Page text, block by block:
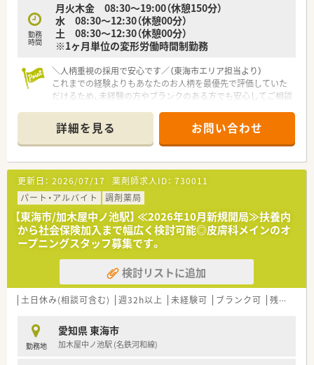
多数います。
■患者様に寄り添い、おもてなしの心を持って丁寧な服薬指導を
行うことで、地域の方々から厚い信頼を得ている方が多い職場で
す。
剤師がそれぞれの強みを活かしながら長期にわたって活躍して
います。
勤務
時間
月火木金 08:30～19:00（休憩150分）
水 08:30～12:30（休憩00分）
土 08:30～12:30（休憩00分）
※1ヶ月単位の変形労働時間制勤務
＼人柄重視の採用で安心です／（東海市エリア担当より）
これまでの経験よりもあなたのお人柄を最優先で評価していた
だけるため、未経験の方やブランクのある方でも安心してご相談
【店舗情報と応需状況について】
■加木屋中ノ池駅から徒歩12分ほどの場所に位置しており、通
勤の際にはマイカーを利用して通うことも可能な店舗です。
■隣接するクリニックからの皮膚科処方箋をメインに応需して
おり、1日あたり約150枚の処方箋に対応する予定となっていま
す。
■月火木金曜日は19時まで、水曜日と土曜日は午前中のみの営
業となっており、メリハリをつけて働くことができる環境です。
【想定される業務内容】
■皮膚科の処方箋を中心とした調剤業務をお任せするため、軟膏
の混合など専門的なスキルをしっかりと身につけることができ
ます。
■患者様一人ひとりに対して丁寧な服薬指導や監査を行い、地域
す。
■店舗での一般用医薬品の販売対応も行っていただき、患者様の
幅広い健康相談に寄り添って適切なアドバイスを提供していた
詳細を見る お問い合わせ
更新日： 2026/07/17 薬剤師求人ID： 730011
パート・アルバイト
調剤薬局
【東海市/加木屋中ノ池駅】 ≪2026年10月新規開局≫扶養内
から社会保険加入まで幅広く検討可能◎皮膚科メインのオ
ープニングスタッフ募集です。
検討リストに追加
土日休み(相談可含む) 週32h以上 未経験可 ブランク可 残業なし(ほぼなし含む)
勤務地
愛知県 東海市
加木屋中ノ池駅 (名鉄河和線)